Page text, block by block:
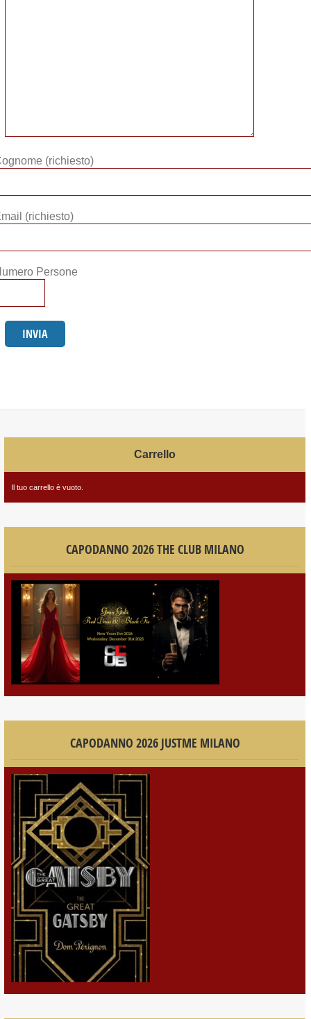
(richiesto)
(richiesto)
Persone
Carrello
Il tuo carrello è vuoto.
CAPODANNO 2026 THE CLUB MILANO
CAPODANNO 2026 JUSTME MILANO